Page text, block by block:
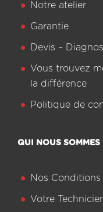
Notre atelier
Garantie
Devis –
Vous trouvez
la différence
Politique de
QUI NOUS SOMMES
Nos Conditions
Votre